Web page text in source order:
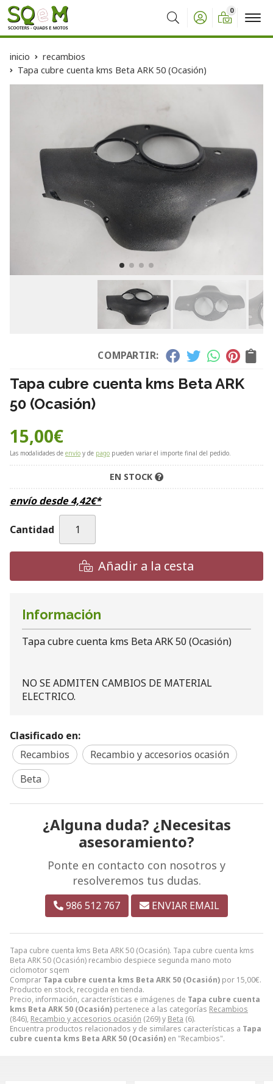
Buscar
0
inicio
recambios
Tapa cubre cuenta kms Beta ARK 50 (Ocasión)
COMPARTIR:
Tapa cubre cuenta kms Beta ARK
50 (Ocasión)
15,00€
Las modalidades de envío y de pago pueden variar el importe final del pedido.
EN STOCK
envío desde4,42€*
Cantidad
Añadir a la cesta
Tapa cubre cuenta kms Beta ARK 50 (Ocasión). Tapa cubre cuenta kms
Beta ARK 50 (Ocasión) recambio despiece segunda mano moto
ciclomotor sqem
Comprar Tapa cubre cuenta kms Beta ARK 50 (Ocasión) por 15,00€.
Producto en stock, recogida en tienda.
Precio, información, características e imágenes de Tapa cubre cuenta
kms Beta ARK 50 (Ocasión) pertenece a las categorías Recambios
(846), Recambio y accesorios ocasión (269) y Beta (6).
Encuentra productos relacionados y de similares características a Tapa
cubre cuenta kms Beta ARK 50 (Ocasión) en "Recambios".
Información
Tapa cubre cuenta kms Beta ARK 50 (Ocasión)
NO SE ADMITEN CAMBIOS DE MATERIAL
ELECTRICO.
Clasificado en:
Recambios
Recambio y accesorios ocasión
Beta
¿Alguna duda? ¿Necesitas
asesoramiento?
Ponte en contacto con nosotros y
resolveremos tus dudas.
986 512 767 ENVIAR EMAIL